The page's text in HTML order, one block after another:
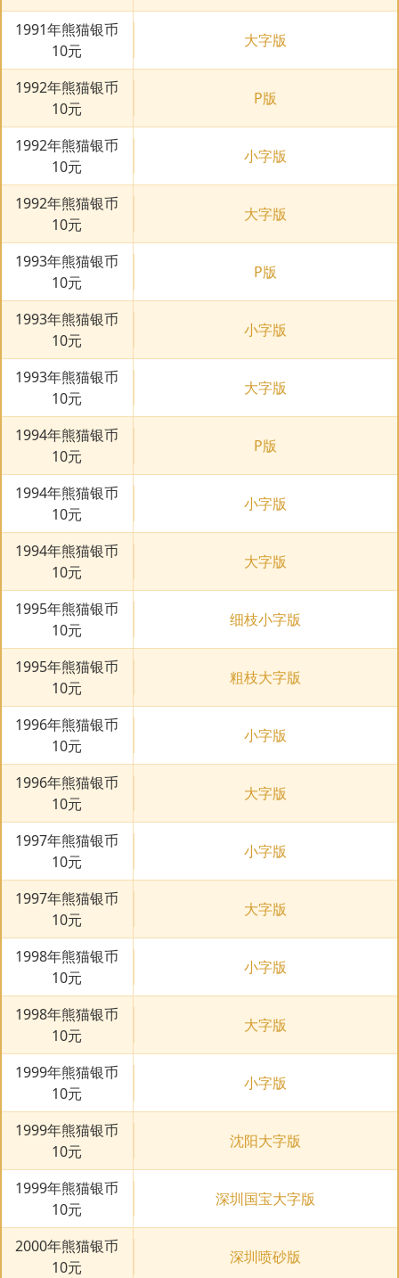
1991年熊猫银币
10元
大字版
1992年熊猫银币
10元
P版
1992年熊猫银币
10元
小字版
1992年熊猫银币
10元
大字版
1993年熊猫银币
10元
P版
1993年熊猫银币
10元
小字版
1993年熊猫银币
10元
大字版
1994年熊猫银币
10元
P版
1994年熊猫银币
10元
小字版
1994年熊猫银币
10元
大字版
1995年熊猫银币
10元
细枝小字版
1995年熊猫银币
10元
粗枝大字版
1996年熊猫银币
10元
小字版
1996年熊猫银币
10元
大字版
1997年熊猫银币
10元
小字版
1997年熊猫银币
10元
大字版
1998年熊猫银币
10元
小字版
1998年熊猫银币
10元
大字版
1999年熊猫银币
10元
小字版
1999年熊猫银币
10元
沈阳大字版
1999年熊猫银币
10元
深圳国宝大字版
2000年熊猫银币
10元
深圳喷砂版